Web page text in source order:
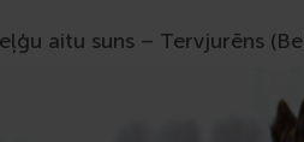
aitu suns – Tervjurēns